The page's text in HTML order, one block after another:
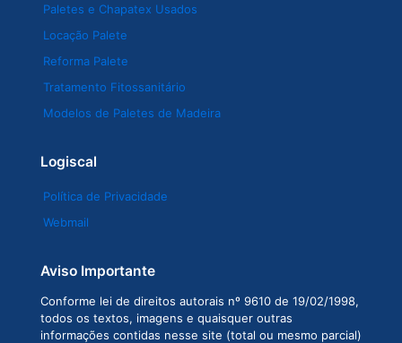
Paletes e Chapatex Usados
Locação Palete
Reforma Palete
Tratamento Fitossanitário
Modelos de Paletes de Madeira
Logiscal
Política de Privacidade
Webmail
Aviso Importante
Conforme lei de direitos autorais nº 9610 de 19/02/1998,
todos os textos, imagens e quaisquer outras
informações contidas nesse site (total ou mesmo parcial)